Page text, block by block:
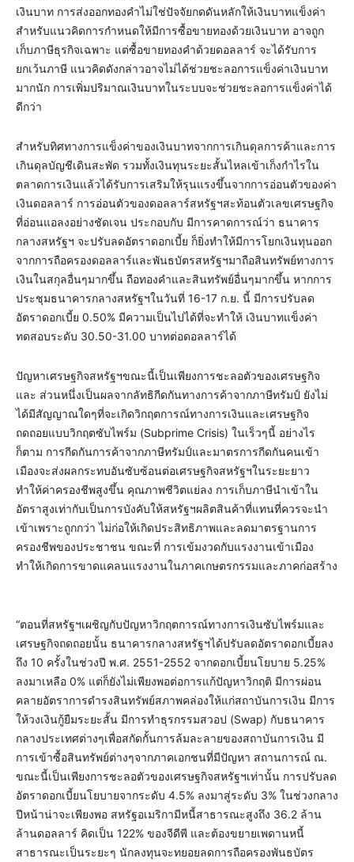
เงินบาท การส่งออกทองคำไม่ใช่ปัจจัยกดดันหลักให้เงินบาทแข็งค่า
สำหรับแนวคิดการกำหนดให้มีการซื้อขายทองด้วยเงินบาท อาจถูก
เก็บภาษีธุรกิจเฉพาะ แต่ซื้อขายทองคำด้วยดอลลาร์ จะได้รับการ
ยกเว้นภาษี แนวคิดดังกล่าวอาจไม่ได้ช่วยชะลอการแข็งค่าเงินบาท
มากนัก การเพิ่มปริมาณเงินบาทในระบบจะช่วยชะลอการแข็งค่าได้
ดีกว่า
สำหรับทิศทางการแข็งค่าของเงินบาทจากการเกินดุลการค้าและการ
เกินดุลบัญชีเดินสะพัด รวมทั้งเงินทุนระยะสั้นไหลเข้าเก็งกำไรใน
ตลาดการเงินแล้วได้รับการเสริมให้รุนแรงขึ้นจากการอ่อนตัวของค่า
เงินดอลลาร์ การอ่อนตัวของดอลลาร์สหรัฐฯสะท้อนตัวเลขเศรษฐกิจ
ที่อ่อนแอลงอย่างชัดเจน ประกอบกับ มีการคาดการณ์ว่า ธนาคาร
กลางสหรัฐฯ จะปรับลดอัตราดอกเบี้ย ก็ยิ่งทำให้มีการโยกเงินทุนออก
จากการถือครองดอลลาร์และพันธบัตรสหรัฐฯมาถือสินทรัพย์ทางการ
เงินในสกุลอื่นๆมากขึ้น ถือทองคำและสินทรัพย์อื่นๆมากขึ้น หากการ
ประชุมธนาคารกลางสหรัฐฯในวันที่ 16-17 ก.ย. นี้ มีการปรับลด
อัตราดอกเบี้ย 0.50% มีความเป็นไปได้ที่จะทำให้ เงินบาทแข็งค่า
ทดสอบระดับ 30.50-31.00 บาทต่อดอลลาร์ได้
ปัญหาเศรษฐกิจสหรัฐฯขณะนี้เป็นเพียงการชะลอตัวของเศรษฐกิจ
และ ส่วนหนึ่งเป็นผลจากลัทธิกีดกันทางการค้าจากภาษีทรัมป์ ยังไม่
ได้มีสัญญาณใดๆที่จะเกิดวิกฤตการณ์ทางการเงินและเศรษฐกิจ
ถดถอยแบบวิกฤตซับไพร์ม (Subprime Crisis) ในเร็วๆนี้ อย่างไร
ก็ตาม การกีดกันการค้าจากภาษีทรัมป์และมาตรการกีดกันคนเข้า
เมืองจะส่งผลกระทบอันซับซ้อนต่อเศรษฐกิจสหรัฐฯในระยะยาว
ทำให้ค่าครองชีพสูงขึ้น คุณภาพชีวิตแย่ลง การเก็บภาษีนำเข้าใน
อัตราสูงเท่ากับเป็นการบังคับให้สหรัฐฯผลิตสินค้าที่แทนที่ควรจะนำ
เข้าเพราะถูกกว่า ไม่ก่อให้เกิดประสิทธิภาพและลดมาตรฐานการ
ครองชีพของประชาชน ขณะที่ การเข้มงวดกับแรงงานเข้าเมือง
ทำให้เกิดการขาดแคลนแรงงานในภาคเกษตรกรรมและภาคก่อสร้าง
“ตอนที่สหรัฐฯเผชิญกับปัญหาวิกฤตการณ์ทางการเงินซับไพร์มและ
เศรษฐกิจถดถอยนั้น ธนาคารกลางสหรัฐฯได้ปรับลดอัตราดอกเบี้ยลง
ถึง 10 ครั้งในช่วงปี พ.ศ. 2551-2552 จากดอกเบี้ยนโยบาย 5.25%
ลงมาเหลือ 0% แต่ก็ยังไม่เพียงพอต่อการแก้ปัญหาวิกฤติ มีการผ่อน
คลายอัตราการดำรงสินทรัพย์สภาพคล่องให้แก่สถาบันการเงิน มีการ
ให้วงเงินกู้ยืมระยะสั้น มีการทำธุรกรรมสวอป (Swap) กับธนาคาร
กลางประเทศต่างๆเพื่อสกัดกั้นการล้มละลายของสถาบันการเงิน มี
การเข้าซื้อสินทรัพย์ต่างๆจากภาคเอกชนที่มีปัญหา สถานการณ์ ณ.
ขณะนี้เป็นเพียงการชะลอตัวของเศรษฐกิจสหรัฐฯเท่านั้น การปรับลด
อัตราดอกเบี้ยนโยบายจากระดับ 4.5% ลงมาสู่ระดับ 3% ในช่วงกลาง
ปีหน้าน่าจะเพียงพอ สหรัฐอเมริกามีหนี้สาธารณะสูงถึง 36.2 ล้าน
ล้านดอลลาร์ คิดเป็น 122% ของจีดีพี และต้องขยายเพดานหนี้
สาธารณะเป็นระยะๆ นักลงทุนจะทยอยลดการถือครองพันธบัตร